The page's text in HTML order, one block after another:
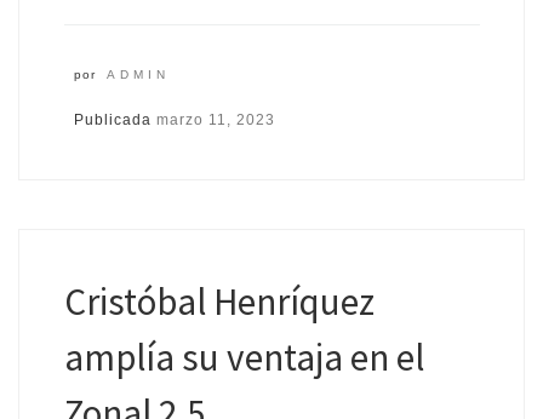
por ADMIN
Publicada marzo 11, 2023
Cristóbal Henríquez
amplía su ventaja en el